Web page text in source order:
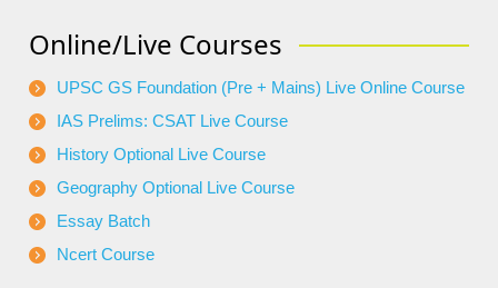
Online/Live Courses
UPSC GS Foundation (Pre + Mains) Live Online Course
IAS Prelims: CSAT Live Course
History Optional Live Course
Geography Optional Live Course
Essay Batch
Ncert Course